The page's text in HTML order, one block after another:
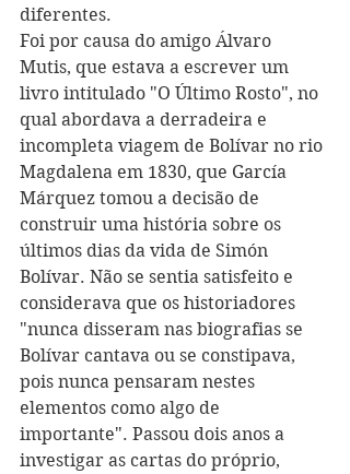
diferentes.
Foi por causa do amigo Álvaro
Mutis, que estava a escrever um
livro intitulado "O Último Rosto", no
qual abordava a derradeira e
incompleta viagem de Bolívar no rio
Magdalena em 1830, que García
Márquez tomou a decisão de
construir uma história sobre os
últimos dias da vida de Simón
Bolívar. Não se sentia satisfeito e
considerava que os historiadores
"nunca disseram nas biografias se
Bolívar cantava ou se constipava,
pois nunca pensaram nestes
elementos como algo de
importante". Passou dois anos a
investigar as cartas do próprio,